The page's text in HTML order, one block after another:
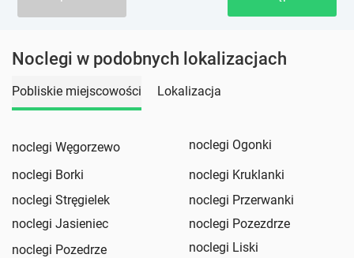
Noclegi w podobnych lokalizacjach
Pobliskie miejscowości Lokalizacja
noclegi Węgorzewo
noclegi Ogonki
noclegi Borki
noclegi Kruklanki
noclegi Stręgielek
noclegi Przerwanki
noclegi Jasieniec
noclegi Pozezdrze
noclegi Pozedrze
noclegi Liski